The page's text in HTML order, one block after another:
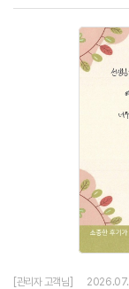
[관리자 고객님]